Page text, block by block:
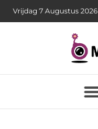
Vrijdag 7 Augustus 2026